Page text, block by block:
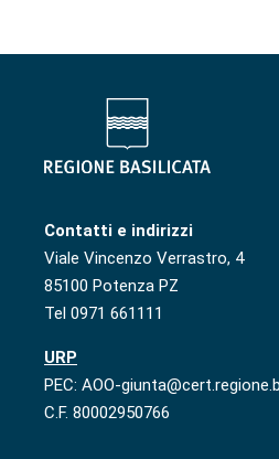
Contatti e indirizzi
Viale Vincenzo Verrastro, 4
85100 Potenza PZ
Tel 0971 661111
URP
PEC: AOO-
C.F. 80002950766